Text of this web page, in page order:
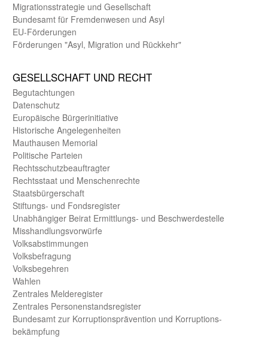
Migrations­strategie und Gesell­schaft
Bundes­amt für Fremden­wesen und Asyl
EU-Förde­rungen
Förderungen "Asyl, Migration und Rückkehr"
GE­SELL­SCHAFT UND RECHT
Begut­achtungen
Daten­schutz
Europäische Bürger­initiative
Historische Angelegen­heiten
Mauthausen Memorial
Politische Parteien
Rechts­schutz­beauftragter
Rechts­staat und Menschen­rechte
Staats­bürger­schaft
Stiftungs- und Fonds­register
Unab­hängiger Beirat Ermittlungs- und Beschwerde­stelle
Misshandlungs­vorwürfe
Volks­abstimmungen
Volks­befragung
Volks­begehren
Wahlen
Zentrales Melde­register
Zentrales Personen­stands­register
Bundes­amt zur Korrup­tions­prävention und Korrup­tions­
bekämpfung